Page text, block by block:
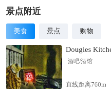
景点附近
美食 景点 购物
Dougies
酒吧/酒馆
直线距离760m